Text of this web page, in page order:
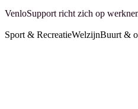
VenloSupport richt zich op
Sport & RecreatieWelzijnBuurt &